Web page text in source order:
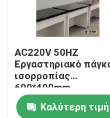
AC220V 50HZ
Εργαστηριακό
ισορροπίας
600*400mm
Πλατφόρμα κατά
δονήσεωνΚαλύτερη τιμή